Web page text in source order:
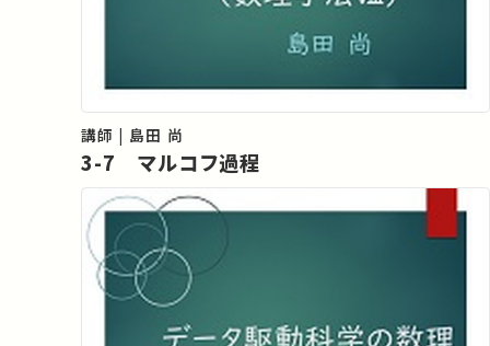
講師 | 島田 尚
3-7 マルコフ過程